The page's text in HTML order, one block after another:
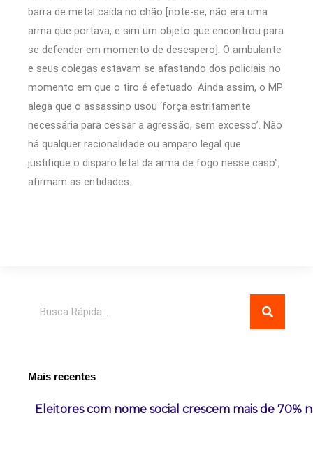
barra de metal caída no chão [note-se, não era uma
arma que portava, e sim um objeto que encontrou para
se defender em momento de desespero]. O ambulante
e seus colegas estavam se afastando dos policiais no
momento em que o tiro é efetuado. Ainda assim, o MP
alega que o assassino usou ‘força estritamente
necessária para cessar a agressão, sem excesso’. Não
há qualquer racionalidade ou amparo legal que
justifique o disparo letal da arma de fogo nesse caso”,
afirmam as entidades.
Mais recentes
Eleitores com nome social crescem mais de 70%